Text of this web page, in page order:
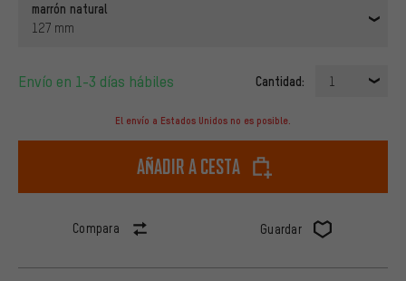
marrón natural
127 mm
Envío en 1-3 días hábiles Cantidad: 1
El envío a Estados Unidos no es posible.
Añadir a cesta
Compara Guardar